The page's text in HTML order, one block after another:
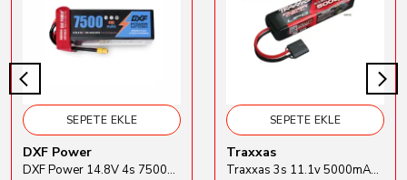
SEPETE EKLE
DXF Power
DXF Power 14.8V 4s 7500mAh 80C Hardcase Lipo Batarya
SEPETE EKLE
Traxxas
Traxxas 3s 11.1v 5000mAh Lipo Batarya (TRX 2872X)